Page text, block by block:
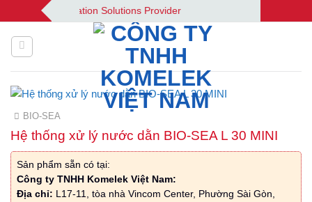
qua
nội
dung
| Your Automation Solutions Provider
BIO-SEA
Hệ thống xử lý nước dằn BIO-SEA L 30 MINI
Sản phẩm sẵn có tại:
Công ty TNHH Komelek Việt Nam:
Địa chỉ: L17-11, tòa nhà Vincom Center, Phường Sài Gòn,